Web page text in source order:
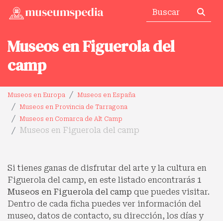
Museos en Figuerola del
camp
Museos en Europa
Museos en España
Museos en Provincia de Tarragona
Museos en Comarca de Alt Camp
Museos en Figuerola del camp
Si tienes ganas de disfrutar del arte y la cultura en
Figuerola del camp, en este listado encontrarás 1
Museos en Figuerola del camp que puedes visitar.
Dentro de cada ficha puedes ver información del
museo, datos de contacto, su dirección, los días y